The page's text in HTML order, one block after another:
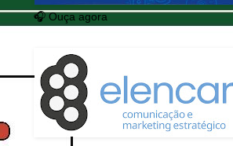
🎧 Ouça agora